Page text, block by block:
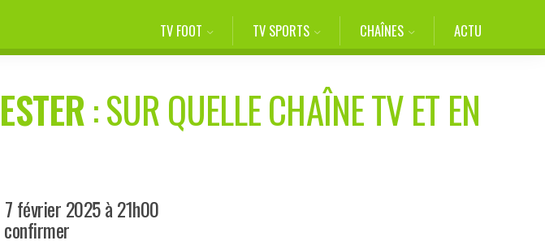
TV FOOT TV SPORTS CHAÎNES ACTU
: SUR QUELLE CHAÎNE TV ET EN
février 2025 à 21h00